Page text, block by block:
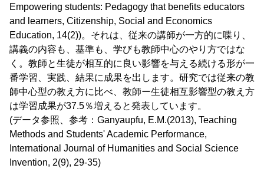
Empowering students: Pedagogy that benefits educators
and learners, Citizenship, Social and Economics
Education, 14(2))。それは、従来の講師が一方的に喋り、
講義の内容も、基準も、学びも教師中心のやり方ではな
く。教師と生徒が相互的に良い影響を与える続ける形が一
番学習、実践、結果に成果を出します。研究では従来の教
師中心型の教え方に比べ、教師ー生徒相互影響型の教え方
は学習成果が37.5％増えると発表しています。
(データ参照、参考：Ganyaupfu, E.M.(2013), Teaching
Methods and Students' Academic Performance,
International Journal of Humanities and Social Science
Invention, 2(9), 29-35)